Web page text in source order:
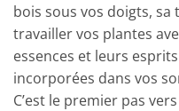
bois sous vos doigts,
travailler vos plantes
essences et leurs
incorporées dans vos
C’est le premier pas